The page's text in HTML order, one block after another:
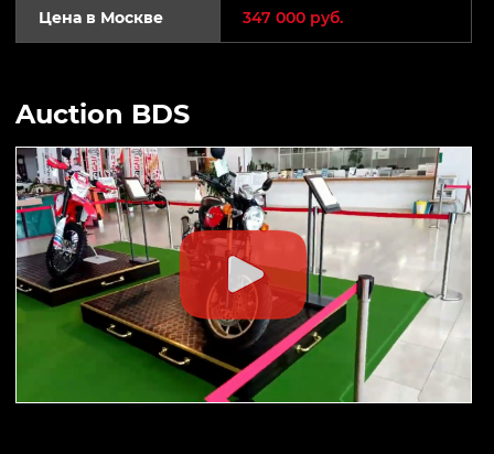
Цена в Москве 347 000 руб.
Auction BDS